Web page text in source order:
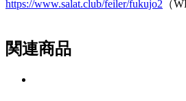
https://www.salat.club/feiler/fukujo2 （
関連商品